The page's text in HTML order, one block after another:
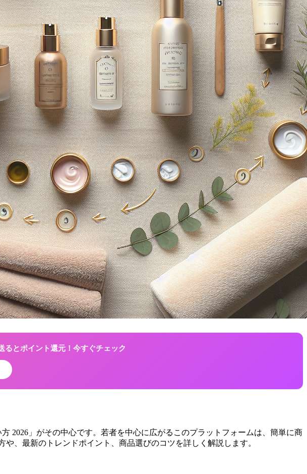
とポイント還元！今すぐチェック
2026」がその中心です。若者を中心に広がるこのプラットフォームは、簡単に商
、最新のトレンドポイント、商品選びのコツを詳しく解説します。